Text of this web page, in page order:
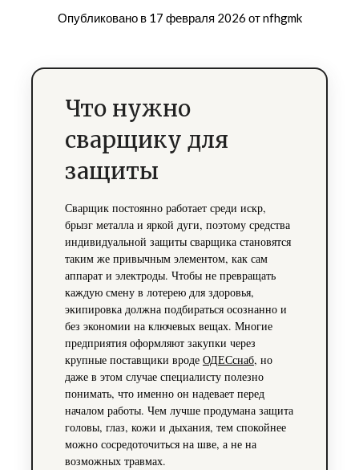
Опубликовано в 17 февраля 2026 отnfhgmk
Что нужно
сварщику для
защиты
Сварщик постоянно работает среди искр,
брызг металла и яркой дуги, поэтому средства
индивидуальной защиты сварщика становятся
таким же привычным элементом, как сам
аппарат и электроды. Чтобы не превращать
каждую смену в лотерею для здоровья,
экипировка должна подбираться осознанно и
без экономии на ключевых вещах. Многие
предприятия оформляют закупки через
крупные поставщики вроде ОДЕСснаб, но
даже в этом случае специалисту полезно
понимать, что именно он надевает перед
началом работы. Чем лучше продумана защита
головы, глаз, кожи и дыхания, тем спокойнее
можно сосредоточиться на шве, а не на
возможных травмах.